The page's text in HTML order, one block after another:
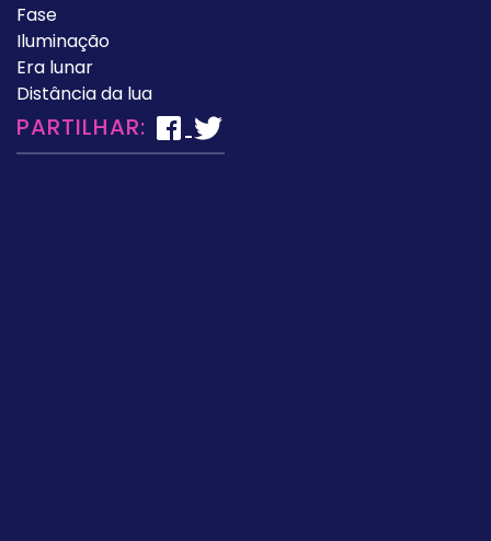
Fase
Iluminação
Era lunar
Distância da lua
PARTILHAR: